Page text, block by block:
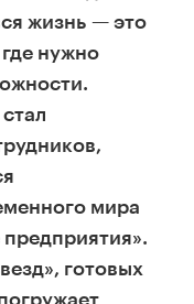
жизнь — это
нужно
мира
готовых